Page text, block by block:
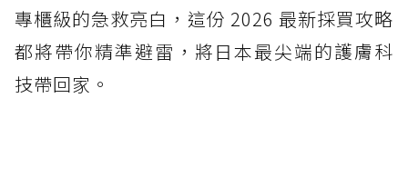
專櫃級的急救亮白，這份 2026 最新採買攻略
都將帶你精準避雷，將日本最尖端的護膚科
技帶回家。